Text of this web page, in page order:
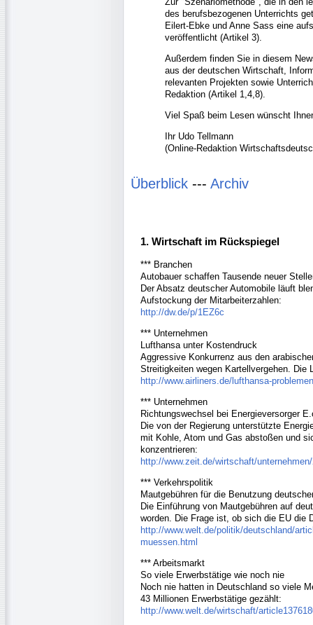
des berufsbezogenen Unterrichts
Eilert-Ebke und Anne Sass eine
veröffentlicht (Artikel 3).
Außerdem finden Sie in diesem
aus der deutschen Wirtschaft,
relevanten Projekten sowie
Redaktion (Artikel 1,4,8).
Viel Spaß beim Lesen wünscht
Ihr Udo Tellmann
(Online-Redaktion
Überblick --- Archiv
1. Wirtschaft im Rückspiegel
*** Branchen
Autobauer schaffen Tausende neuer
Der Absatz deutscher Automobile läuft
Aufstockung der Mitarbeiterzahlen:
http://dw.de/p/1EZ6c
*** Unternehmen
Lufthansa unter Kostendruck
Aggressive Konkurrenz aus den
Streitigkeiten wegen Kartellvergehen.
http://www.airliners.de/lufthansa-
*** Unternehmen
Richtungswechsel bei Energieversorger
Die von der Regierung unterstützte
mit Kohle, Atom und Gas abstoßen und
konzentrieren:
http://www.zeit.de/wirtschaft/
*** Verkehrspolitik
Mautgebühren für die Benutzung
Die Einführung von Mautgebühren auf
worden. Die Frage ist, ob sich die EU die
http://www.welt.de/politik/deutschland/
muessen.html
*** Arbeitsmarkt
So viele Erwerbstätige wie noch nie
Noch nie hatten in Deutschland so viele
43 Millionen Erwerbstätige gezählt:
http://www.welt.de/wirtschaft/